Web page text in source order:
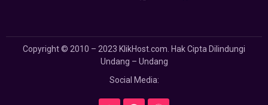
Copyright © 2010 – 2023 KlikHost.com. Hak Cipta Dilindungi
Undang – Undang
Social Media: